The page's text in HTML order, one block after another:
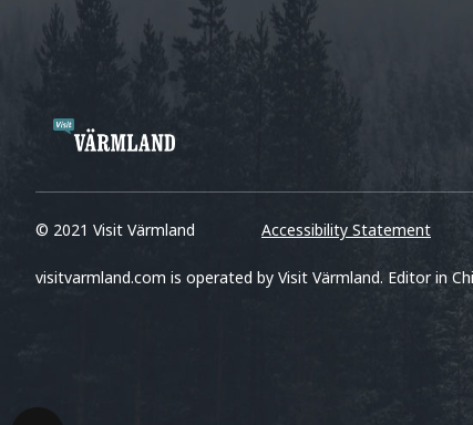
© 2021 Visit Värmland Accessibility Statement
visitvarmland.com is operated by Visit Värmland. Editor in